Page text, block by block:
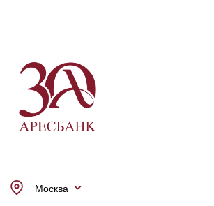
Москва